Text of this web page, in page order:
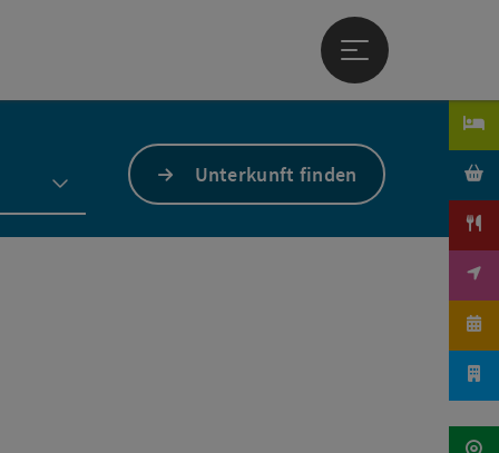
Hauptmenü öffnen
Unterkunft finden